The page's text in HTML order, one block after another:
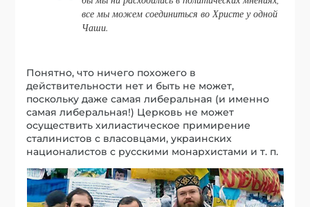
все мы можем соединиться во Христе у одной
Чаши.
Понятно, что ничего похожего в
действительности нет и быть не может,
поскольку даже самая либеральная (и именно
самая либеральная!) Церковь не может
осуществить хилиастическое примирение
сталинистов с власовцами, украинских
националистов с русскими монархистами и т. п.